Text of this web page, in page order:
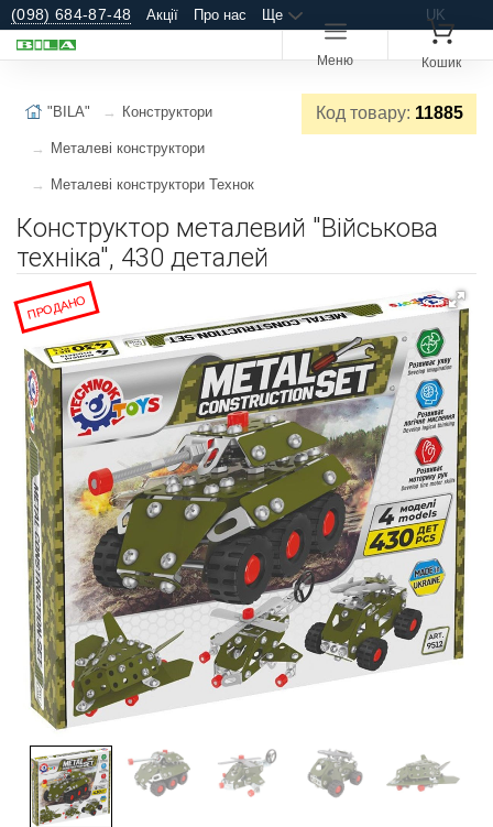
(098) 684-87-48 Акції Про нас Ще UK
Меню Кошик
Код товару: 11885
"BILA" Конструктори
Металеві конструктори
Металеві конструктори Технок
Конструктор металевий "Військова
техніка", 430 деталей
ПРОДАНО